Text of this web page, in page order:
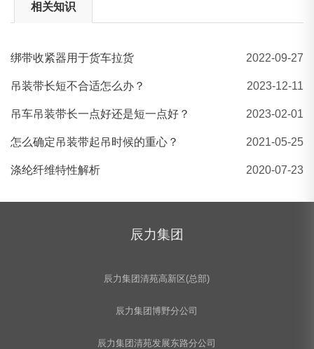
相关知识
绑带收紧器用于货车拉货 2022-09-27
吊装带长短不合适怎么办？ 2023-12-11
吊车吊装带长一点好还是短一点好？ 2023-02-01
怎么确定吊装带起吊时候的重心？ 2021-05-25
涤纶纤维特性解析 2020-07-23
辰力集团
辰力集团清苑高新区(总部)
辰力集团博野分公司
辰力集团清苑发展东路分公司